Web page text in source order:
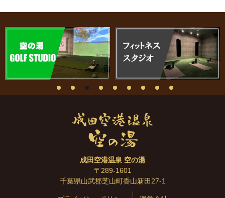
成田空港温泉 空の湯
〒289-1601
千葉県山武郡芝山町香山新田27-1